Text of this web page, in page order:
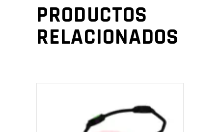
PRODUCTOS
RELACIONADOS